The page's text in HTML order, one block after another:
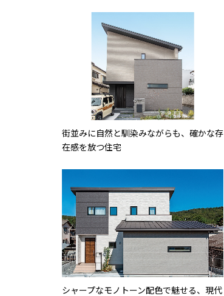
街並みに自然と馴染みながらも、確かな存
在感を放つ住宅
シャープなモノトーン配色で魅せる、現代